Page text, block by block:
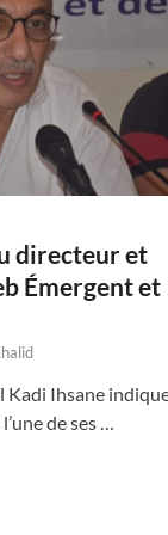
directeur et
Émergent et
Kadi Ihsane
de ses …